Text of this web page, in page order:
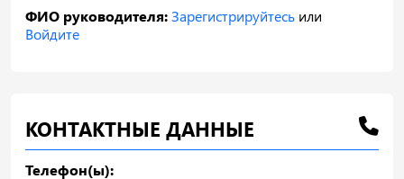
ФИО руководителя:Зарегистрируйтесь или
Войдите
КОНТАКТНЫЕ ДАННЫЕ
Телефон(ы):